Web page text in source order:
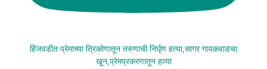
हिंजवडीत प्रेमाच्या त्रिकोणातून तरुणाची निर्घृण हत्या,सागर गायकवाडचा
खून,प्रेमप्रकरणातून हत्या